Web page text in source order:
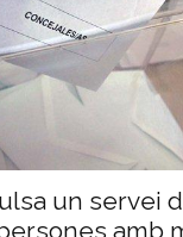
un servei
amb